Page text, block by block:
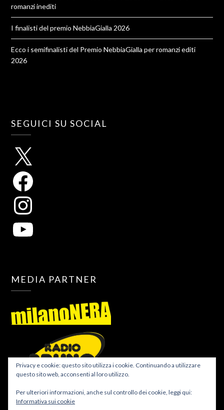
romanzi inediti
I finalisti del premio NebbiaGialla 2026
Ecco i semifinalisti del Premio NebbiaGialla per romanzi editi
2026
SEGUICI SU SOCIAL
MEDIA PARTNER
Privacy e cookie: questo sito utilizza i cookie. Continuando a utilizzare
questo sito web, acconsenti al loro utilizzo.
Per ulteriori informazioni, anche sul controllo dei cookie, leggi qui:
Informativa sui cookie